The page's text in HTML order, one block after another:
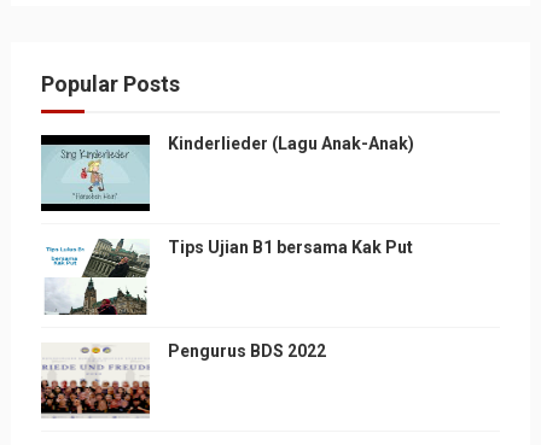
Popular Posts
Kinderlieder (Lagu Anak-Anak)
Tips Ujian B1 bersama Kak Put
Pengurus BDS 2022